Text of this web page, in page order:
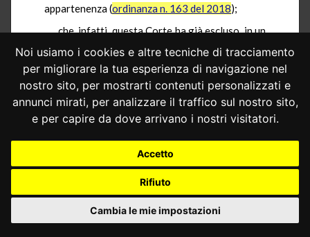
Noi usiamo i cookies e altre tecniche di tracciamento
per migliorare la tua esperienza di navigazione nel
nostro sito, per mostrarti contenuti personalizzati e
annunci mirati, per analizzare il traffico sul nostro sito,
e per capire da dove arrivano i nostri visitatori.
Accetto
Rifiuto
Cambia le mie impostazioni
appartenenza (ordinanza n. 163 del 2018);
che, infatti, questa Corte ha già escluso, in un
conflitto promosso dal singolo parlamentare nei
confronti del Governo, che il primo possa
rappresentare l’intero organo cui appartiene,
perché il singolo parlamentare non è «titolare di
attribuzioni individuali costituzionalmente
protette nei confronti dell’esecutivo» (ordinanza
che, infine, queste assorbenti ragioni
conflitto, relativi, in particolare, all’esatta
individuazione degli atti asseritamente lesivi
delle attribuzioni del singolo parlamentare e alla